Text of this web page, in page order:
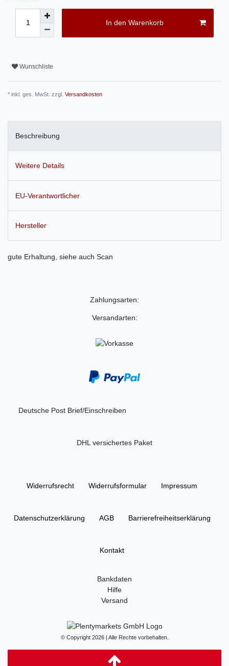
In den Warenkorb
Wunschliste
* inkl. ges. MwSt. zzgl. Versandkosten
Beschreibung
Weitere Details
EU-Verantwortlicher
Hersteller
gute Erhaltung, siehe auch Scan
Zahlungsarten:
Versandarten:
Deutsche Post Brief/Einschreiben
DHL versichertes Paket
Widerrufs­recht Widerrufs­formular Impressum
Daten­schutz­erklärung AGB Barrierefreiheitserklärung
Kontakt
Bankdaten
Hilfe
Versand
© Copyright 2026 | Alle Rechte vorbehalten.